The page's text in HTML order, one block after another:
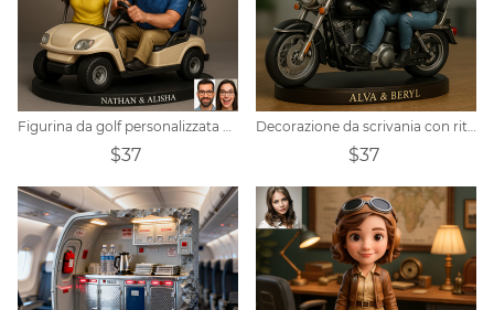
Figurina da golf personalizzata per coppia
$37
Decorazione da scrivania con ritratto di coppia di motociclisti personalizzata
$37